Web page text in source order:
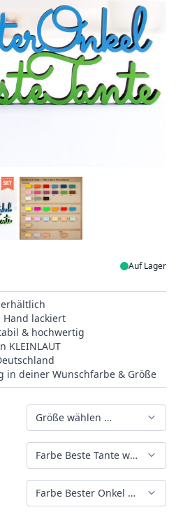
Auf Lager
Hand lackiert
& hochwertig
KLEINLAUT
in deiner Wunschfarbe & Größe
Größe wählen …
Farbe Beste Tante wählen …
Farbe Bester Onkel wählen …